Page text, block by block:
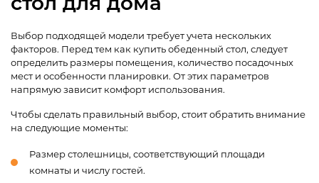
Выбор подходящей модели требует учета нескольких
факторов. Перед тем как купить обеденный стол, следует
определить размеры помещения, количество посадочных
мест и особенности планировки. От этих параметров
напрямую зависит комфорт использования.
Чтобы сделать правильный выбор, стоит обратить внимание
на следующие моменты:
Размер столешницы, соответствующий площади
комнаты и числу гостей.